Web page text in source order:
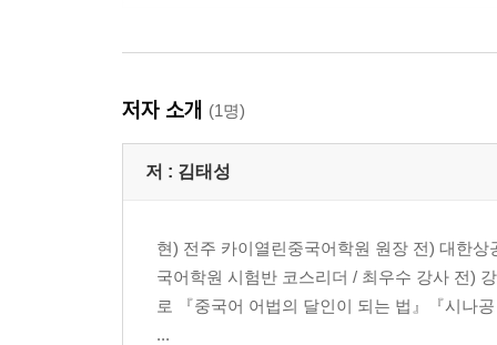
저자 소개 (1명)
저 : 김태성
현) 전주 카이열린중국어학원 원장 전) 대한
국어학원 시험반 코스리더 / 최우수 강사 전)
로 『중국어 어법의 달인이 되는 법』『시나
...